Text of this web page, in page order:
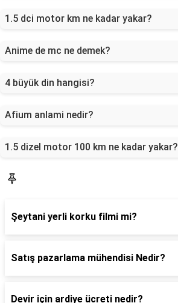
1.5 dci motor km ne kadar yakar?
Anime de mc ne demek?
4 büyük din hangisi?
Afium anlami nedir?
1.5 dizel motor 100 km ne kadar yakar?
Şeytani yerli korku filmi mi?
Satış pazarlama mühendisi Nedir?
Devir için ardiye ücreti nedir?